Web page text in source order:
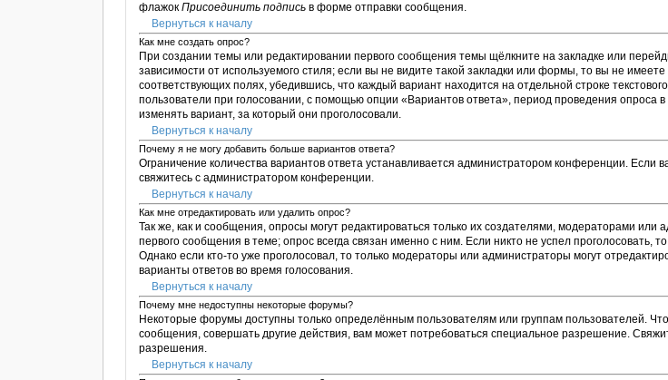
флажокПрисоединить подпись в форме отправки сообщения.
Вернуться к началу
Как мне создать опрос?
При создании темы или редактировании первого сообщения темы щёлкните на закладке или
зависимости от используемого стиля; если вы не видите такой закладки или формы, то вы не
соответствующих полях, убедившись, что каждый вариант находится на отдельной строке
пользователи при голосовании, с помощью опции «Вариантов ответа», период проведения опроса
изменять вариант, за который они проголосовали.
Вернуться к началу
Почему я не могу добавить больше вариантов ответа?
Ограничение количества вариантов ответа устанавливается администратором конференции.
свяжитесь с администратором конференции.
Вернуться к началу
Как мне отредактировать или удалить опрос?
Так же, как и сообщения, опросы могут редактироваться только их создателями, модераторами
первого сообщения в теме; опрос всегда связан именно с ним. Если никто не успел проголосовать,
Однако если кто-то уже проголосовал, то только модераторы или администраторы могут
варианты ответов во время голосования.
Вернуться к началу
Почему мне недоступны некоторые форумы?
Некоторые форумы доступны только определённым пользователям или группам пользователей.
сообщения, совершать другие действия, вам может потребоваться специальное разрешение.
разрешения.
Вернуться к началу